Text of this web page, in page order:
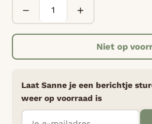
− +
Niet op
Laat Sanne je een berichtje
weer op voorraad is